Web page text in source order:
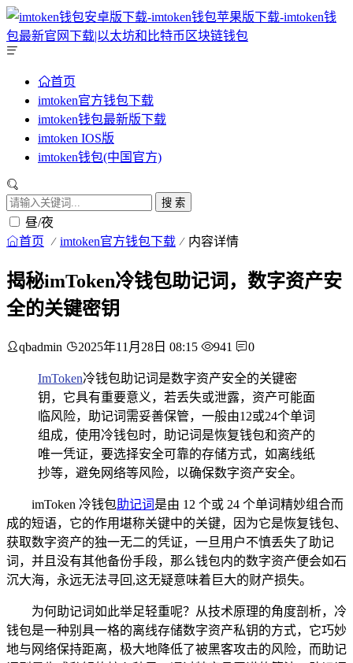
首页
imtoken官方钱包下载
imtoken钱包最新版下载
imtoken IOS版
imtoken钱包(中国官方)
搜 索
昼/夜
首页 imtoken官方钱包下载 内容详情
揭秘imToken冷钱包助记词，数字资产安
全的关键密钥
qbadmin 2025年11月28日 08:15 941 0
ImToken冷钱包助记词是数字资产安全的关键密
钥，它具有重要意义，若丢失或泄露，资产可能面
临风险，助记词需妥善保管，一般由12或24个单词
组成，使用冷钱包时，助记词是恢复钱包和资产的
唯一凭证，要选择安全可靠的存储方式，如离线纸
抄等，避免网络等风险，以确保数字资产安全。
imToken 冷钱包助记词 是由 12 个或 24 个单词精妙组合而
成的短语，它的作用堪称关键中的关键，因为它是恢复钱包、
获取数字资产的独一无二的凭证，一旦用户不慎丢失了助记
词，并且没有其他备份手段，那么钱包内的数字资产便会如石
沉大海，永远无法寻回,这无疑意味着巨大的财产损失。
为何助记词如此举足轻重呢？从技术原理的角度剖析，冷
钱包是一种别具一格的离线存储数字资产私钥的方式，它巧妙
地与网络保持距离，极大地降低了被黑客攻击的风险，而助记